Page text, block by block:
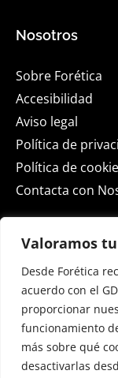
Valoramos
Desde Forética
acuerdo con el
proporcionar
funcionamiento
más sobre qué
desactivarlas
Nosotros
Sobre Forética
Accesibilidad
Aviso legal
Política de
Política de
Contacta con
Actualidad
ESG Spain 2026
Sala de Prensa
Blog
Eventos